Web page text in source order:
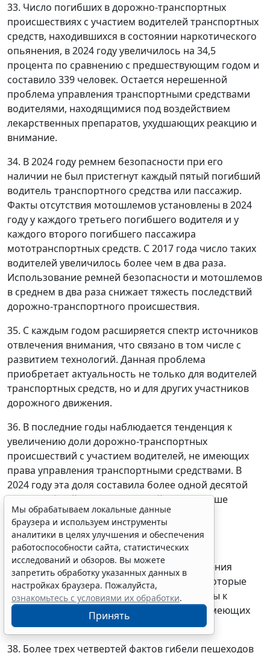
33. Число погибших в дорожно-транспортных
происшествиях с участием водителей транспортных
средств, находившихся в состоянии наркотического
опьянения, в 2024 году увеличилось на 34,5
процента по сравнению с предшествующим годом и
составило 339 человек. Остается нерешенной
проблема управления транспортными средствами
водителями, находящимися под воздействием
лекарственных препаратов, ухудшающих реакцию и
внимание.
34. В 2024 году ремнем безопасности при его
наличии не был пристегнут каждый пятый погибший
водитель транспортного средства или пассажир.
Факты отсутствия мотошлемов установлены в 2024
году у каждого третьего погибшего водителя и у
каждого второго погибшего пассажира
мототранспортных средств. С 2017 года число таких
водителей увеличилось более чем в два раза.
Использование ремней безопасности и мотошлемов
в среднем в два раза снижает тяжесть последствий
дорожно-транспортного происшествия.
35. С каждым годом расширяется спектр источников
отвлечения внимания, что связано в том числе с
развитием технологий. Данная проблема
приобретает актуальность не только для водителей
транспортных средств, но и для других участников
дорожного движения.
36. В последние годы наблюдается тенденция к
увеличению доли дорожно-транспортных
происшествий с участием водителей, не имеющих
права управления транспортными средствами. В
2024 году эта доля составила более одной десятой
части в общей структуре аварийности. Свыше
половины таких дорожно-транспортных
происшествий приходится на водителей
мототранспортных средств.
37. Остается актуальной проблема управления
транспортными средствами водителями, которые
лишены соответствующего права и склонны к
совершению более опасных нарушений, имеющих
тяжелые последствия.
38. Более трех четвертей фактов гибели пешеходов
Мы обрабатываем локальные данные
браузера и используем инструменты
аналитики в целях улучшения и обеспечения
работоспособности сайта, статистических
исследований и обзоров. Вы можете
запретить обработку указанных данных в
настройках браузера. Пожалуйста,
ознакомьтесь с условиями их обработки.
Принять